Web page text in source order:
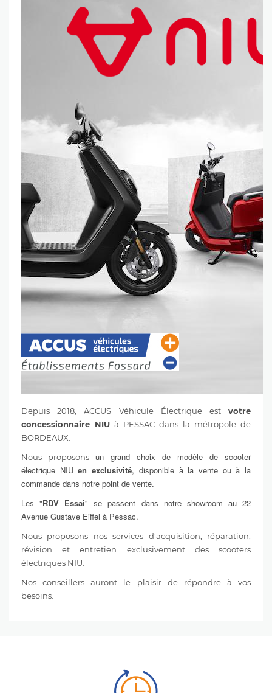
Depuis 2018, ACCUS Véhicule Électrique est votre
concessionnaire NIU à PESSAC dans la métropole de
BORDEAUX.
Nous proposons un grand choix de modèle de scooter
électrique NIUen exclusivité, disponible à la vente ou à la
commande dans notre point de vente.
Les "RDV Essai" se passent dans notre showroom au 22
Avenue Gustave Eiffel à Pessac.
Nous proposons nos services d'acquisition, réparation,
révision et entretien exclusivement des scooters
électriques NIU.
Nos conseillers auront le plaisir de répondre à vos
besoins.